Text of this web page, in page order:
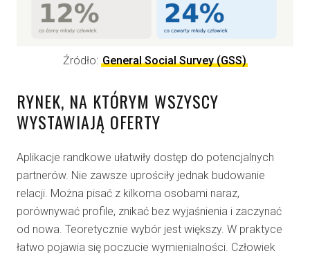
Źródło: General Social Survey (GSS)
RYNEK, NA KTÓRYM WSZYSCY
WYSTAWIAJĄ OFERTY
Aplikacje randkowe ułatwiły dostęp do potencjalnych
partnerów. Nie zawsze uprościły jednak budowanie
relacji. Można pisać z kilkoma osobami naraz,
porównywać profile, znikać bez wyjaśnienia i zaczynać
od nowa. Teoretycznie wybór jest większy. W praktyce
łatwo pojawia się poczucie wymienialności. Człowiek